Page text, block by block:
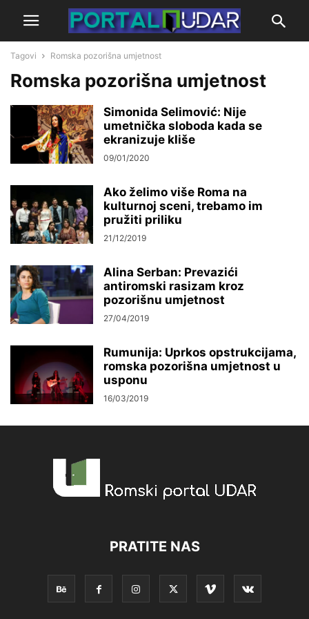
Tagovi Romska pozorišna umjetnost
Romska pozorišna umjetnost
Simonida Selimović: Nije
umetnička sloboda kada se
ekranizuje kliše
09/01/2020
Ako želimo više Roma na
kulturnoj sceni, trebamo im
pružiti priliku
21/12/2019
Alina Serban: Prevazići
antiromski rasizam kroz
pozorišnu umjetnost
27/04/2019
Rumunija: Uprkos opstrukcijama,
romska pozorišna umjetnost u
usponu
16/03/2019
PRATITE NAS